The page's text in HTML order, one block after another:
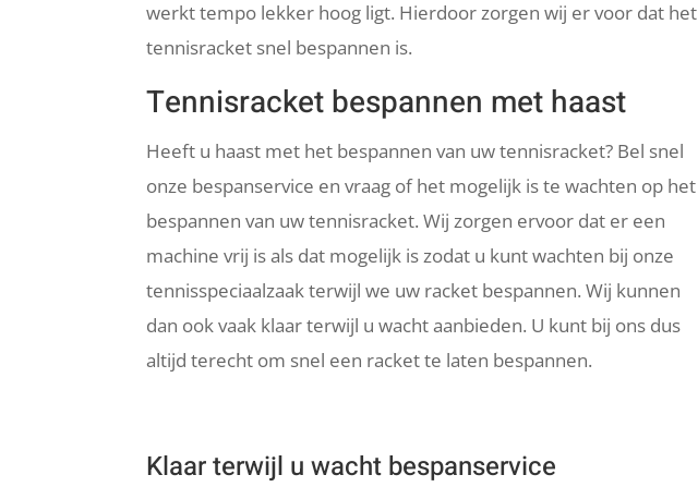
werkt tempo lekker hoog ligt. Hierdoor zorgen wij er voor dat het
tennisracket snel bespannen is.
Tennisracket bespannen met haast
Heeft u haast met het bespannen van uw tennisracket? Bel snel
onze bespanservice en vraag of het mogelijk is te wachten op het
bespannen van uw tennisracket. Wij zorgen ervoor dat er een
machine vrij is als dat mogelijk is zodat u kunt wachten bij onze
tennisspeciaalzaak terwijl we uw racket bespannen. Wij kunnen
dan ook vaak klaar terwijl u wacht aanbieden. U kunt bij ons dus
altijd terecht om snel een racket te laten bespannen.
Klaar terwijl u wacht bespanservice